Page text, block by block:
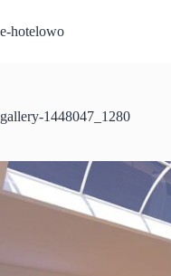
do
treści
e-hotelowo
gallery-1448047_1280